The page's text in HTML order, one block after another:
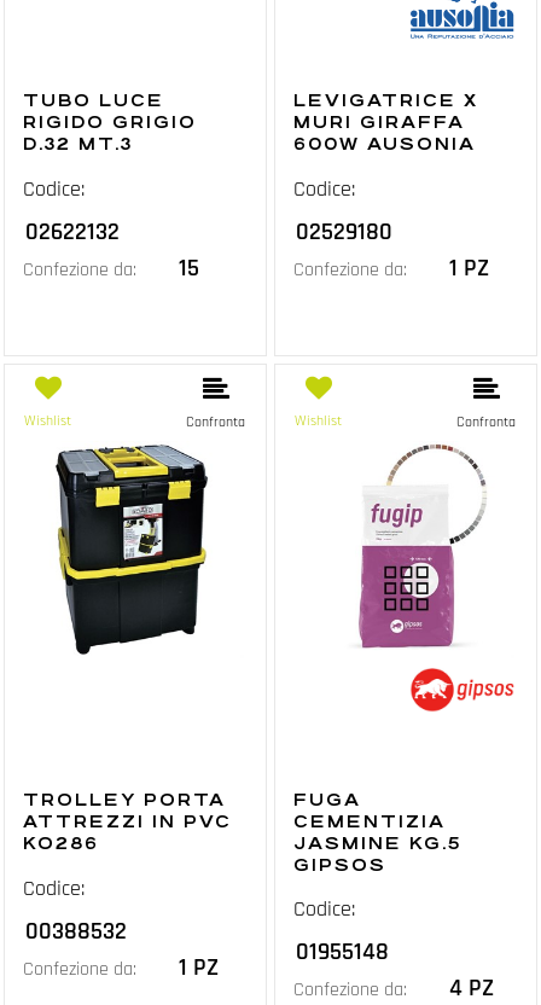
TUBO LUCE
RIGIDO GRIGIO
D.32 MT.3
Codice:
02622132
Confezione da: 15
LEVIGATRICE X
MURI GIRAFFA
600W AUSONIA
Codice:
02529180
Confezione da: 1 PZ
Wishlist Confronta
TROLLEY PORTA
ATTREZZI IN PVC
KO286
Codice:
00388532
Confezione da: 1 PZ
Wishlist Confronta
FUGA
CEMENTIZIA
JASMINE KG.5
GIPSOS
Codice:
01955148
Confezione da: 4 PZ